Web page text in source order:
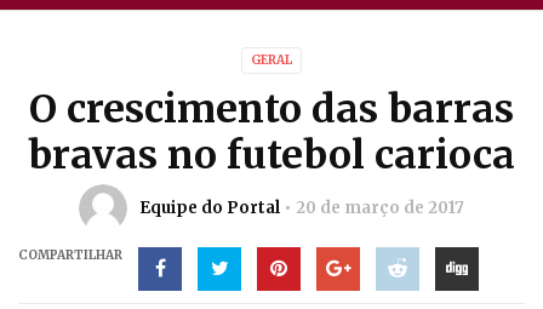
GERAL
O crescimento das barras
bravas no futebol carioca
Equipe do Portal 20 de março de 2017
COMPARTILHAR